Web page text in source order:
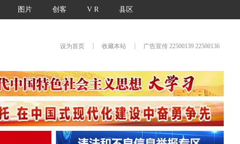
图片 创客 V R 县区
设为首页 收藏本站 广告宣传 22500139 22500136